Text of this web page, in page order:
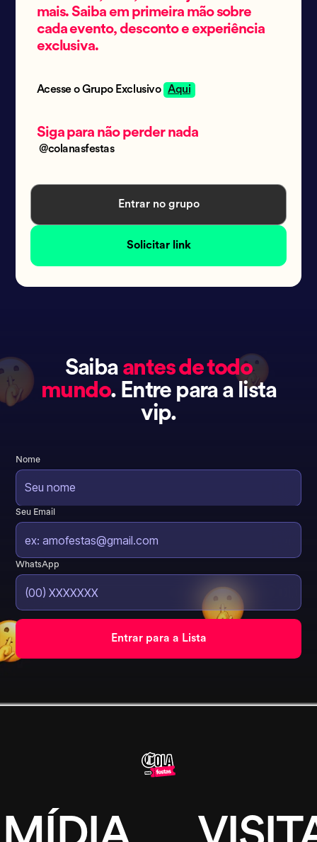
mais. Saiba em primeira mão sobre
cada evento, desconto e experiência
exclusiva.
Acesse o Grupo Exclusivo Aqui
Siga para não perder nada
@colanasfestas
Entrar no grupo
Solicitar link
Saiba antes de todo
mundo. Entre para a lista
vip.
Nome
Seu Email
WhatsApp